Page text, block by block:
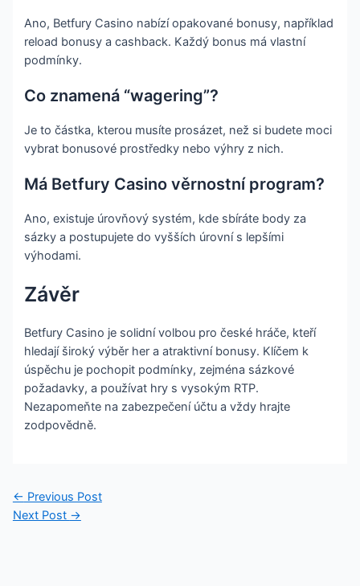
Ano, Betfury Casino nabízí opakované bonusy, například
reload bonusy a cashback. Každý bonus má vlastní
podmínky.
Co znamená “wagering”?
Je to částka, kterou musíte prosázet, než si budete moci
vybrat bonusové prostředky nebo výhry z nich.
Má Betfury Casino věrnostní program?
Ano, existuje úrovňový systém, kde sbíráte body za
sázky a postupujete do vyšších úrovní s lepšími
výhodami.
Závěr
Betfury Casino je solidní volbou pro české hráče, kteří
hledají široký výběr her a atraktivní bonusy. Klíčem k
úspěchu je pochopit podmínky, zejména sázkové
požadavky, a používat hry s vysokým RTP.
Nezapomeňte na zabezpečení účtu a vždy hrajte
zodpovědně.
Post
navigation
← Previous Post
Next Post →